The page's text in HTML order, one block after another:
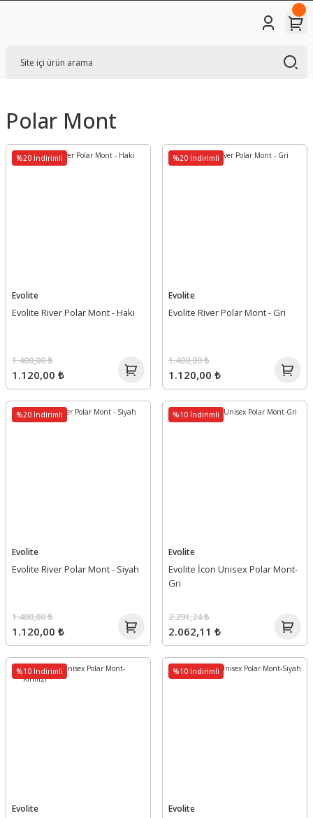
Polar Mont
%20 İndirimli
Evolite
Evolite River Polar Mont - Haki
1.120,00 ₺
1.400,00 ₺
%20 İndirimli
Evolite
Evolite River Polar Mont - Gri
1.120,00 ₺
1.400,00 ₺
%20 İndirimli
Evolite
Evolite River Polar Mont - Siyah
1.120,00 ₺
1.400,00 ₺
%10 İndirimli
Evolite
Evolite İcon Unisex Polar Mont-
Gri
2.062,11 ₺
2.291,24 ₺
%10 İndirimli
Evolite
%10 İndirimli
Evolite